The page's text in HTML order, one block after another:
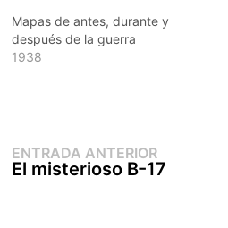
Mapas de antes, durante y
después de la guerra
1938
Navegación
de
ENTRADA ANTERIOREntrada
El misterioso B-17